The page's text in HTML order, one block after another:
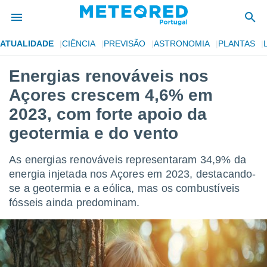
da
foi
para
as
fornecidas
a este
das
e
forma
digital
ATUALIDADE CIÊNCIA PREVISÃO ASTRONOMIA PLANTAS
Energias renováveis nos
Açores crescem 4,6% em
2023, com forte apoio da
geotermia e do vento
As energias renováveis representaram 34,9% da
energia injetada nos Açores em 2023, destacando-
se a geotermia e a eólica, mas os combustíveis
fósseis ainda predominam.